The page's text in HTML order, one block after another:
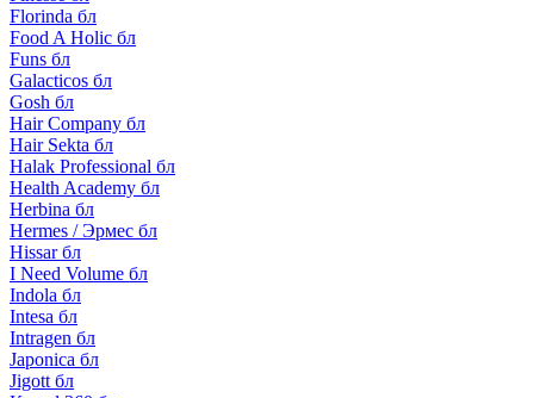
Florinda бл
Food A Holic бл
Funs бл
Galacticos бл
Gosh бл
Hair Company бл
Hair Sekta бл
Halak Professional бл
Health Academy бл
Herbina бл
Hermes / Эрмес бл
Hissar бл
I Need Volume бл
Indola бл
Intesa бл
Intragen бл
Japonica бл
Jigott бл